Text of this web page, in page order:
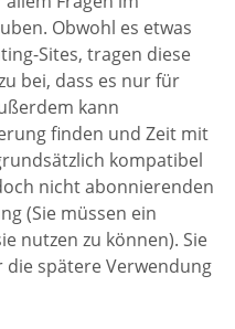
Obwohl es etwas
Sites, tragen diese
bei, dass es nur für
kann
finden und Zeit mit
kompatibel
nicht abonnierenden
(Sie müssen ein
nutzen zu können). Sie
spätere Verwendung